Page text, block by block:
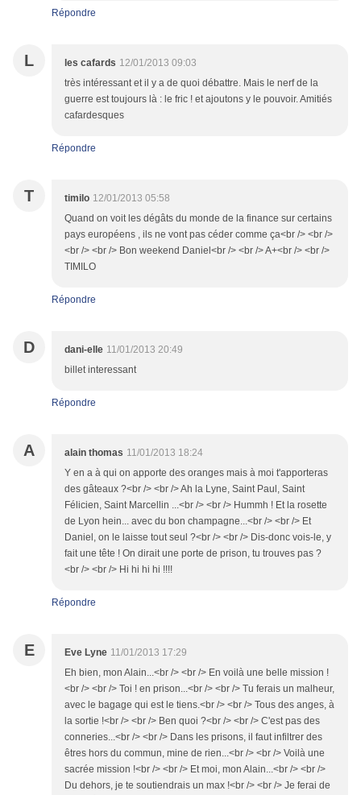
Répondre
L les cafards 12/01/2013 09:03
très intéressant et il y a de quoi débattre. Mais le nerf de la
guerre est toujours là : le fric ! et ajoutons y le pouvoir. Amitiés
cafardesques
Répondre
T timilo 12/01/2013 05:58
Quand on voit les dégâts du monde de la finance sur certains
pays européens , ils ne vont pas céder comme ça<br /> <br />
<br /> <br /> Bon weekend Daniel<br /> <br /> A+<br /> <br />
TIMILO
Répondre
D dani-elle 11/01/2013 20:49
billet interessant
Répondre
A alain thomas 11/01/2013 18:24
Y en a à qui on apporte des oranges mais à moi t'apporteras
des gâteaux ?<br /> <br /> Ah la Lyne, Saint Paul, Saint
Félicien, Saint Marcellin ...<br /> <br /> Hummh ! Et la rosette
de Lyon hein... avec du bon champagne...<br /> <br /> Et
Daniel, on le laisse tout seul ?<br /> <br /> Dis-donc vois-le, y
fait une tête ! On dirait une porte de prison, tu trouves pas ?
<br /> <br /> Hi hi hi hi !!!!
Répondre
E Eve Lyne 11/01/2013 17:29
Eh bien, mon Alain...<br /> <br /> En voilà une belle mission !
<br /> <br /> Toi ! en prison...<br /> <br /> Tu ferais un malheur,
avec le bagage qui est le tiens.<br /> <br /> Tous des anges, à
la sortie !<br /> <br /> Ben quoi ?<br /> <br /> C'est pas des
conneries...<br /> <br /> Dans les prisons, il faut infiltrer des
êtres hors du commun, mine de rien...<br /> <br /> Voilà une
sacrée mission !<br /> <br /> Et moi, mon Alain...<br /> <br />
Du dehors, je te soutiendrais un max !<br /> <br /> Je ferai de